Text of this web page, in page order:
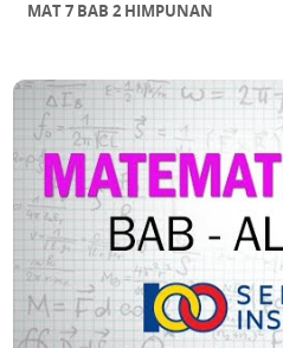
MAT 7 BAB 2 HIMPUNAN